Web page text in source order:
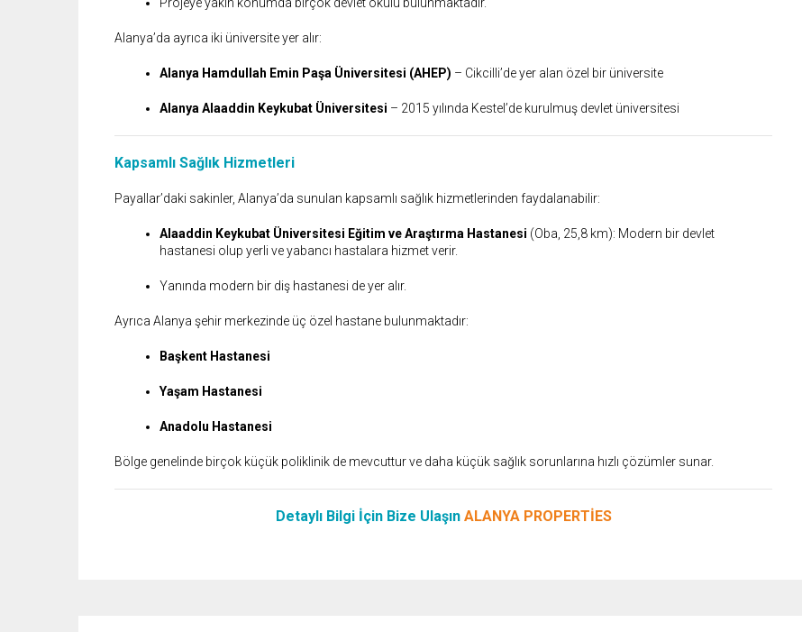
Projeye yakın konumda birçok devlet okulu bulunmaktadır.
Alanya’da ayrıca iki üniversite yer alır:
Alanya Hamdullah Emin Paşa Üniversitesi (AHEP) – Cikcilli’de yer alan özel bir üniversite
Alanya Alaaddin Keykubat Üniversitesi – 2015 yılında Kestel’de kurulmuş devlet üniversitesi
Kapsamlı Sağlık Hizmetleri
Payallar’daki sakinler, Alanya’da sunulan kapsamlı sağlık hizmetlerinden faydalanabilir:
Alaaddin Keykubat Üniversitesi Eğitim ve Araştırma Hastanesi (Oba, 25,8 km): Modern bir devlet
hastanesi olup yerli ve yabancı hastalara hizmet verir.
Yanında modern bir diş hastanesi de yer alır.
Ayrıca Alanya şehir merkezinde üç özel hastane bulunmaktadır:
Başkent Hastanesi
Yaşam Hastanesi
Anadolu Hastanesi
Bölge genelinde birçok küçük poliklinik de mevcuttur ve daha küçük sağlık sorunlarına hızlı çözümler sunar.
Detaylı Bilgi İçin Bize Ulaşın ALANYA PROPERTİES